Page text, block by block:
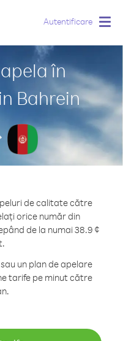
Autentificare
în
Bahrein
de calitate către
orice număr din
de la numai 38.9 ¢
un plan de apelare
tarife pe minut către